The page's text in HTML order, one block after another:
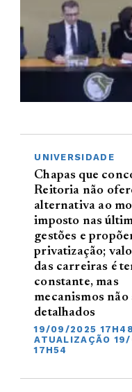
UNIVERSIDADE
Chapas que
Reitoria não
alternativa ao
imposto nas
gestões e
privatização;
das carreiras é
constante, mas
mecanismos não
detalhados
19/09/2025
ATUALIZAÇÃO
17H54